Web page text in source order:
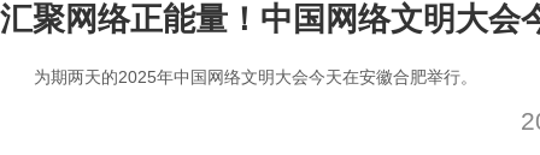
汇聚网络正能量！中国网络文明大会
为期两天的2025年中国网络文明大会今天在安徽合肥举行。